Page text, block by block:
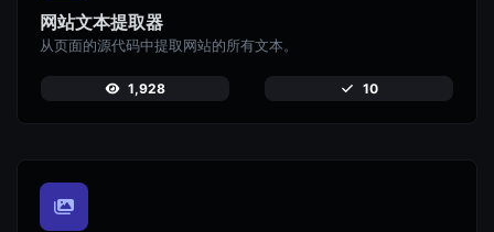
网站文本提取器
从页面的源代码中提取网站的所有文本。
1,928 10